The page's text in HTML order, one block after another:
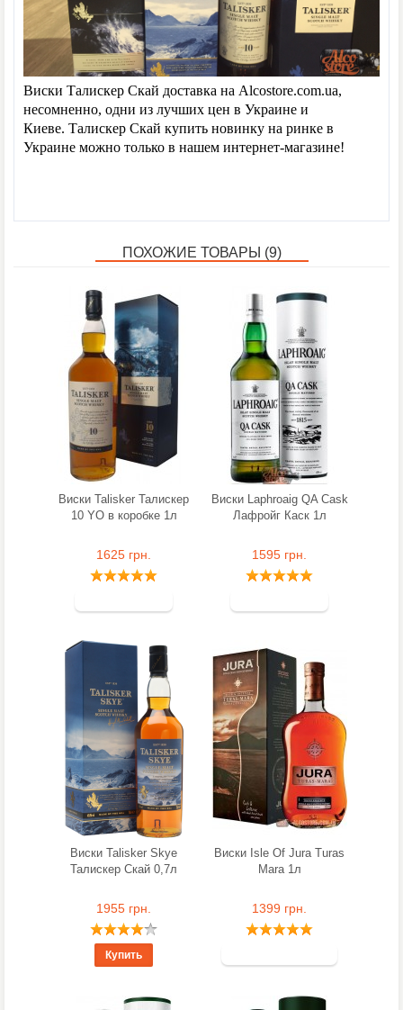
Виски Талискер Скай доставка на Alcostore.com.ua,
несомненно, одни из лучших цен в Украине и
Киеве. Талискер Скай купить новинку на ринке в
Украине можно только в нашем интернет-магазине!
ПОХОЖИЕ ТОВАРЫ (9)
Виски Talisker Талискер
10 YO в коробке 1л
1625 грн.
Виски Laphroaig QA Cask
Лафройг Каск 1л
1595 грн.
Виски Talisker Skye
Талискер Скай 0,7л
1955 грн.
Купить
Виски Isle Of Jura Turas
Mara 1л
1399 грн.